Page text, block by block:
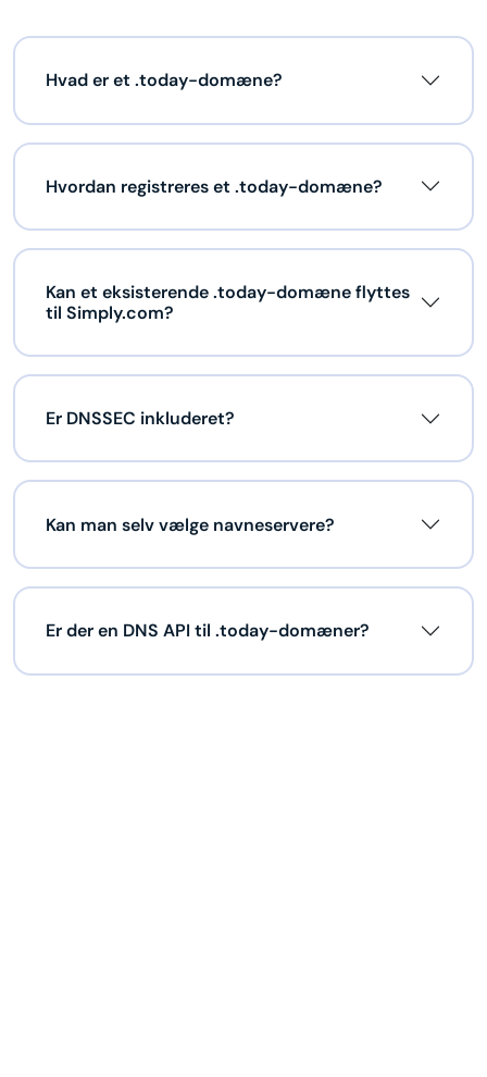
Hvad er et .today-domæne?
Hvordan registreres et .today-domæne?
Kan et eksisterende .today-domæne flyttes
til Simply.com?
Er DNSSEC inkluderet?
Kan man selv vælge navneservere?
Er der en DNS API til .today-domæner?